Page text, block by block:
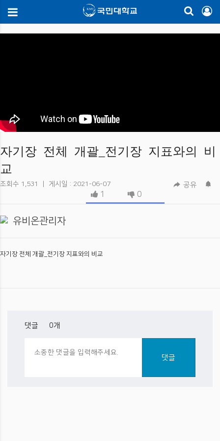
자기장 전체 개괄_전기장 지표와의 비
교
조회수 1,531 게시일 : 2021-06-07 공유
1 0
유비온관리자
자기장 전체 개괄_전기장 지표와의 비교
댓글 • 0개
댓글